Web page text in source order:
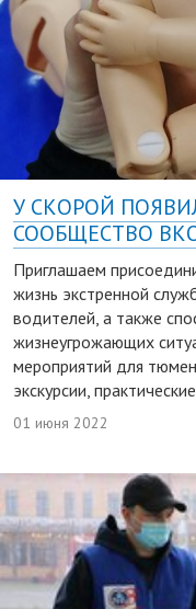
У СКОРОЙ
СООБЩЕСТВО
Приглашаем
жизнь экстренной
водителей, а также
жизнеугрожающих
мероприятий для
экскурсии,
01 июня 2022